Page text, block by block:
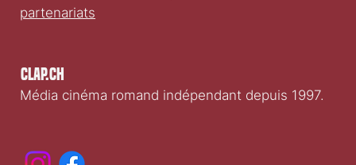
Clap.ch
Média cinéma romand indépendant depuis 1997.
partenariats